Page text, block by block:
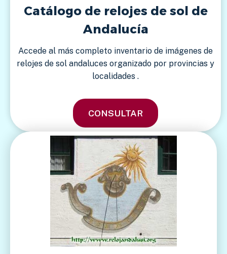
Catálogo de relojes de sol de
Andalucía
Accede al más completo inventario de imágenes de
relojes de sol andaluces organizado por provincias y
localidades .
CONSULTAR